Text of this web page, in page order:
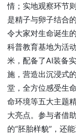
情；实地观察环节
是精子与卵子结合
令大家对生命诞生
科普教育基地为活
米，配备了AI装备
施，营造出沉浸式
堂，全方位感受生
命环境等五大主题
大亮点。参与者借
的“胚胎样貌”，还